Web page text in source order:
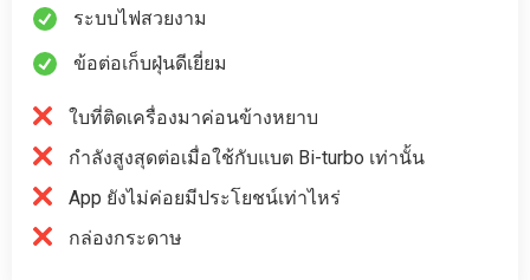
ระบบไฟสวยงาม
ข้อต่อเก็บฝุ่นดีเยี่ยม
ใบที่ติดเครื่องมาค่อนข้างหยาบ
กำลังสูงสุดต่อเมื่อใช้กับแบต Bi-turbo เท่านั้น
App ยังไม่ค่อยมีประโยชน์เท่าไหร่
กล่องกระดาษ